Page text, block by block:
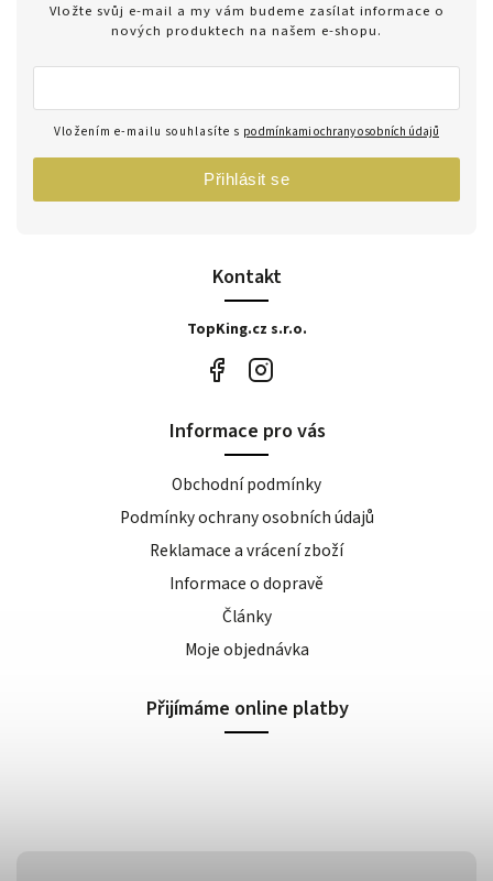
Kontakt
TopKing.cz s.r.o.
Vložte svůj e-mail a my vám budeme zasílat informace o
nových produktech na našem e-shopu.
Vložením e-mailu souhlasíte s podmínkami ochrany osobních údajů
Přihlásit se
Informace pro vás
Obchodní podmínky
Podmínky ochrany osobních údajů
Reklamace a vrácení zboží
Informace o dopravě
Články
Moje objednávka
Přijímáme online platby